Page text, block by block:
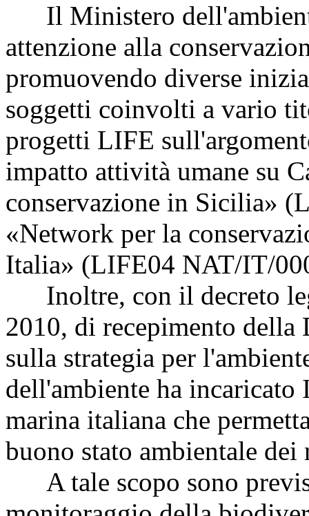
Il Ministero
attenzione alla
promuovendo diverse
soggetti coinvolti a vario
progetti LIFE
impatto attività umane su
conservazione in Sicilia»
«Network per la
Italia» (LIFE04 NAT/IT/
Inoltre, con il decreto
2010, di recepimento
sulla strategia per
dell'ambiente ha incaricato
marina italiana che
buono stato ambientale
A tale scopo sono